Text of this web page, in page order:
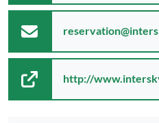
http://